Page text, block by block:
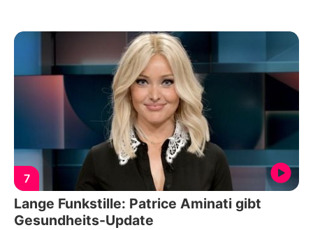
7
Lange Funkstille: Patrice Aminati gibt
Gesundheits-Update